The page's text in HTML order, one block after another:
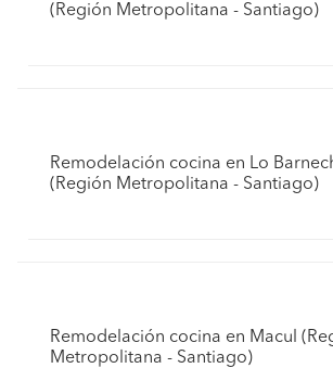
(Región Metropolitana - Santiago)
Remodelación cocina en Lo
(Región Metropolitana - Santiago)
Remodelación cocina en Macul
Metropolitana - Santiago)